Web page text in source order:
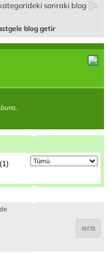
sonraki blog
blog getir